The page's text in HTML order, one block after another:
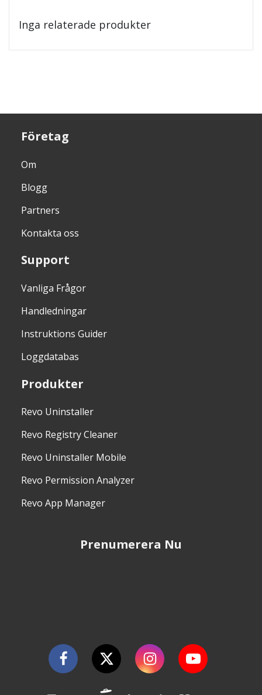
Inga relaterade produkter
Företag
Om
Blogg
Partners
Kontakta oss
Support
Vanliga Frågor
Handledningar
Instruktions Guider
Loggdatabas
Produkter
Revo Uninstaller
Revo Registry Cleaner
Revo Uninstaller Mobile
Revo Permission Analyzer
Revo App Manager
Prenumerera Nu